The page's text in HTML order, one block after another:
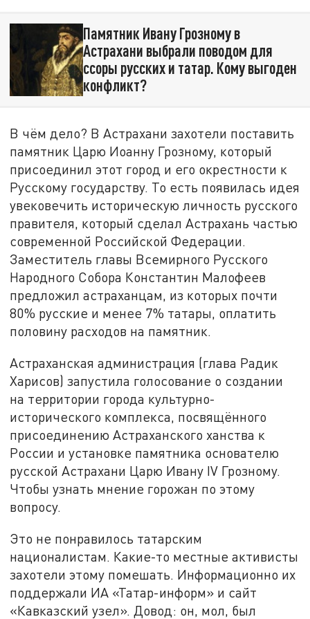
Памятник Ивану Грозному в
Астрахани выбрали поводом для
ссоры русских и татар. Кому выгоден
конфликт?
В чём дело? В Астрахани захотели поставить
памятник Царю Иоанну Грозному, который
присоединил этот город и его окрестности к
Русскому государству. То есть появилась идея
увековечить историческую личность русского
правителя, который сделал Астрахань частью
современной Российской Федерации.
Заместитель главы Всемирного Русского
Народного Собора Константин Малофеев
предложил астраханцам, из которых почти
80% русские и менее 7% татары, оплатить
половину расходов на памятник.
Астраханская администрация (глава Радик
Харисов) запустила голосование о создании
на территории города культурно-
исторического комплекса, посвящённого
присоединению Астраханского ханства к
России и установке памятника основателю
русской Астрахани Царю Ивану IV Грозному.
Чтобы узнать мнение горожан по этому
вопросу.
Это не понравилось татарским
националистам. Какие-то местные активисты
захотели этому помешать. Информационно их
поддержали ИА «Татар-информ» и сайт
«Кавказский узел». Довод: он, мол, был